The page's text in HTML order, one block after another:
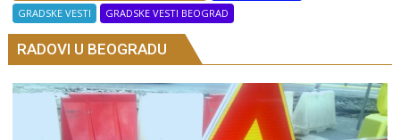
GRADSKE VESTI
GRADSKE VESTI BEOGRAD
RADOVI U BEOGRADU